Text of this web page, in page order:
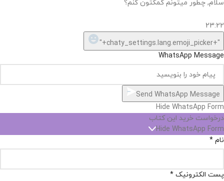
اگر
نیست,
شاید
بتونیم
تهیه
Open
chaty
1
Hide
chaty
ارسال پیام در واتساپ
کارشناس فروش
سلام, چطور میتونم کمکتون کنم؟
23:22